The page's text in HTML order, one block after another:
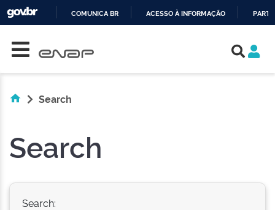
COMUNICA BR ACESSO À INFORMAÇÃO
Search
Search
Search: